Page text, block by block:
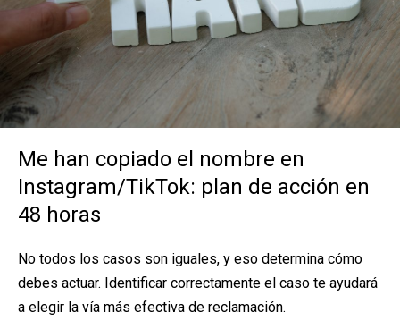
Me han copiado el nombre en
Instagram/TikTok: plan de acción en
48 horas
No todos los casos son iguales, y eso determina cómo
debes actuar. Identificar correctamente el caso te ayudará
a elegir la vía más efectiva de reclamación.